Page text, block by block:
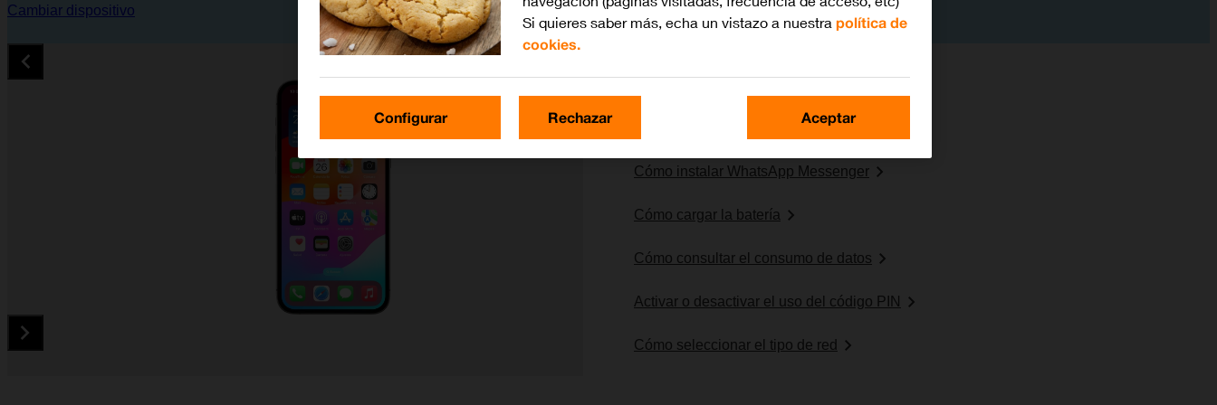
Cambiar dispositivo
Lo más buscado
Cómo seleccionar una red
Cómo instalar WhatsApp Messenger
Cómo cargar la batería
Cómo consultar el consumo de datos
Activar o desactivar el uso del código PIN
Cómo seleccionar el tipo de red
Si quieres saber más, echa un vistazo a nuestra política de
cookies.
Configurar Rechazar Aceptar